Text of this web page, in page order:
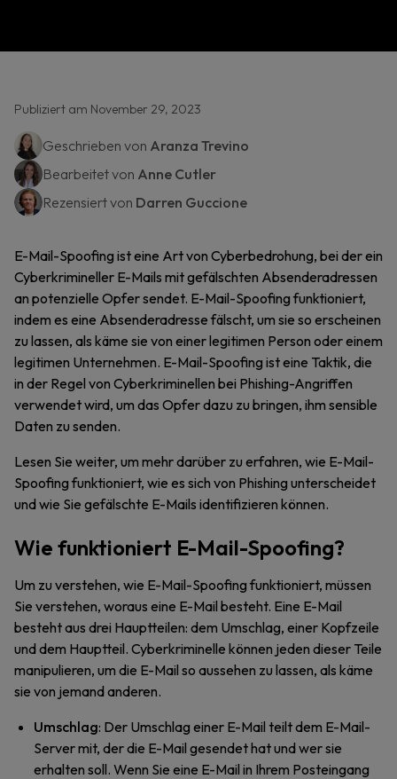
Publiziert am November 29, 2023
Geschrieben von Aranza Trevino
Bearbeitet von Anne Cutler
Rezensiert von Darren Guccione
E-Mail-Spoofing ist eine Art von Cyberbedrohung, bei der ein
Cyberkrimineller E-Mails mit gefälschten Absenderadressen
an potenzielle Opfer sendet. E-Mail-Spoofing funktioniert,
indem es eine Absenderadresse fälscht, um sie so erscheinen
zu lassen, als käme sie von einer legitimen Person oder einem
legitimen Unternehmen. E-Mail-Spoofing ist eine Taktik, die
in der Regel von Cyberkriminellen bei Phishing-Angriffen
verwendet wird, um das Opfer dazu zu bringen, ihm sensible
Daten zu senden.
Lesen Sie weiter, um mehr darüber zu erfahren, wie E-Mail-
Spoofing funktioniert, wie es sich von Phishing unterscheidet
und wie Sie gefälschte E-Mails identifizieren können.
Wie funktioniert E-Mail-Spoofing?
Um zu verstehen, wie E-Mail-Spoofing funktioniert, müssen
Sie verstehen, woraus eine E-Mail besteht. Eine E-Mail
besteht aus drei Hauptteilen: dem Umschlag, einer Kopfzeile
und dem Hauptteil. Cyberkriminelle können jeden dieser Teile
manipulieren, um die E-Mail so aussehen zu lassen, als käme
sie von jemand anderen.
Umschlag: Der Umschlag einer E-Mail teilt dem E-Mail-
Server mit, der die E-Mail gesendet hat und wer sie
erhalten soll. Wenn Sie eine E-Mail in Ihrem Posteingang